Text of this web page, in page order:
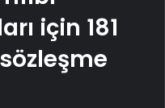
için 181